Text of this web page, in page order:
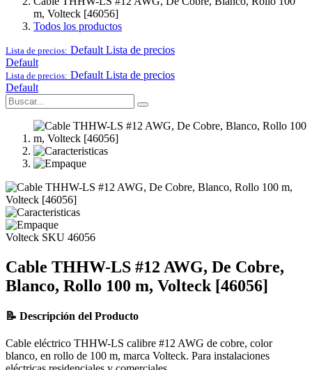
m, Volteck [46056]
Todos los productos
Lista de precios: Default Lista de precios
Default
Lista de precios: Default Lista de precios
Default
Volteck SKU 46056
Cable THHW-LS #12 AWG, De Cobre,
Blanco, Rollo 100 m, Volteck [46056]
📝 Descripción del Producto
Cable eléctrico THHW-LS calibre #12 AWG de cobre, color
blanco, en rollo de 100 m, marca Volteck. Para instalaciones